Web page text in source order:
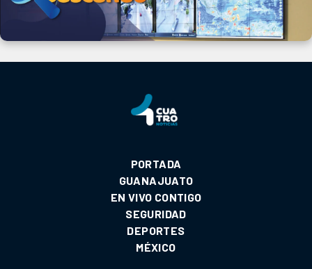
PORTADA
GUANAJUATO
EN VIVO CONTIGO
SEGURIDAD
DEPORTES
MÉXICO